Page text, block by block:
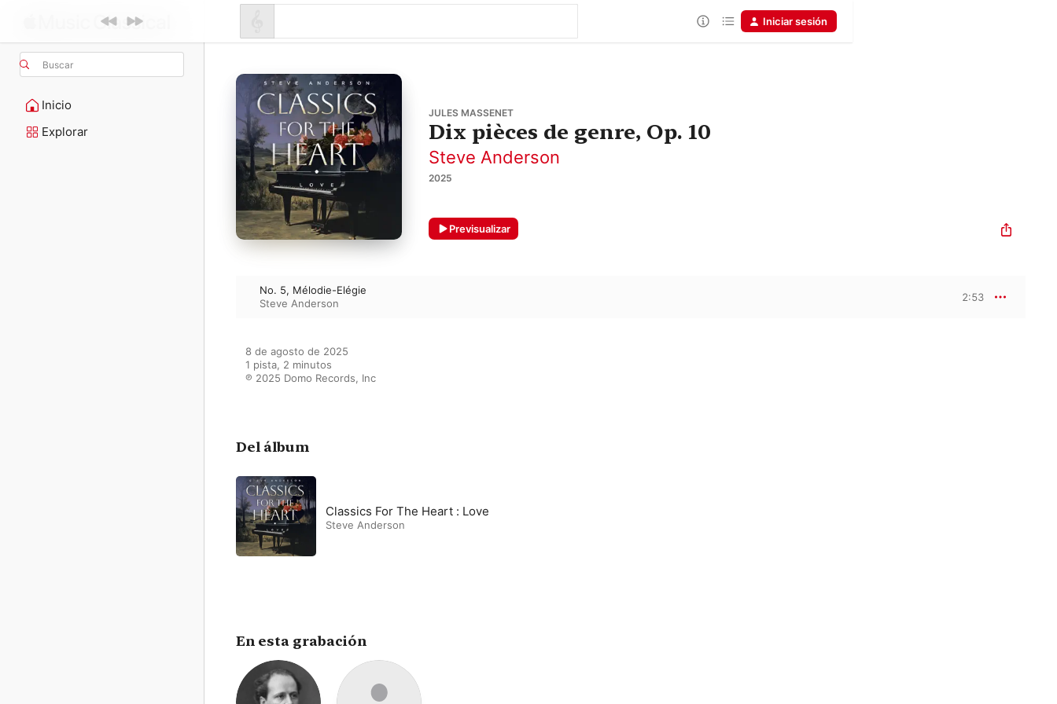
Buscar
Inicio
Explorar
Iniciar sesión
JULES MASSENET
Dix pièces de genre, Op. 10
Steve Anderson
2025
Previsualizar
No. 5, Mélodie-Elégie
Steve Anderson
2:53
8 de agosto de 2025
1 pista, 2 minutos
℗ 2025 Domo Records, Inc
Del álbum
Classics For The Heart : Love
Steve Anderson
En esta grabación